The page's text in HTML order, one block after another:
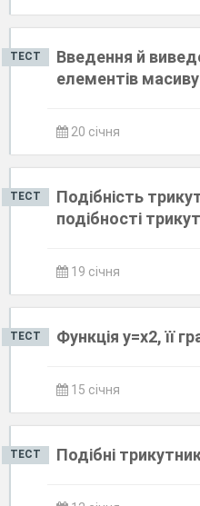
ТЕСТ
Введення й
елементів
20 січня
ТЕСТ
Подібність
подібності
19 січня
ТЕСТ Функція у=х2, її
15 січня
ТЕСТ Подібні